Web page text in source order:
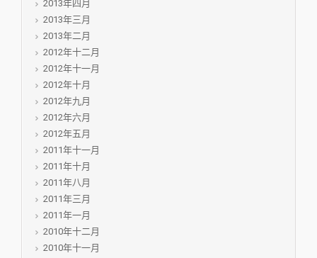
2013年四月
2013年三月
2013年二月
2012年十二月
2012年十一月
2012年十月
2012年九月
2012年六月
2012年五月
2011年十一月
2011年十月
2011年八月
2011年三月
2011年一月
2010年十二月
2010年十一月